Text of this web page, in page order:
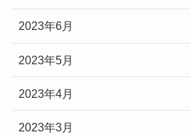
2023年6月
2023年5月
2023年4月
2023年3月